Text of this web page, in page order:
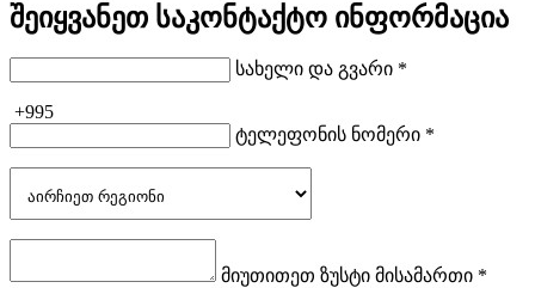
შეიყვანეთ საკონტაქტო ინფორმაცია
სახელი და გვარი *
+995
ტელეფონის ნომერი *
მიუთითეთ ზუსტი მისამართი *